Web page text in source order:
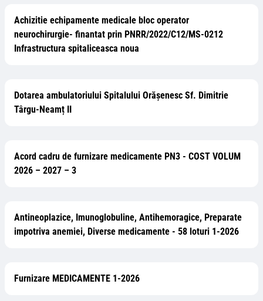
Achizitie echipamente medicale bloc operator
neurochirurgie- finantat prin PNRR/2022/C12/MS-0212
Infrastructura spitaliceasca noua
Dotarea ambulatoriului Spitalului Orășenesc Sf. Dimitrie
Târgu-Neamț II
Acord cadru de furnizare medicamente PN3 - COST VOLUM
2026 – 2027 – 3
Antineoplazice, Imunoglobuline, Antihemoragice, Preparate
impotriva anemiei, Diverse medicamente - 58 loturi 1-2026
Furnizare MEDICAMENTE 1-2026